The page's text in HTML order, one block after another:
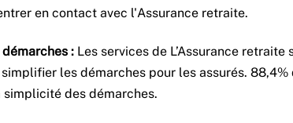
en contact avec l'Assurance retraite.
: Les services de L’Assurance retraite
les démarches pour les assurés. 88,4%
des démarches.